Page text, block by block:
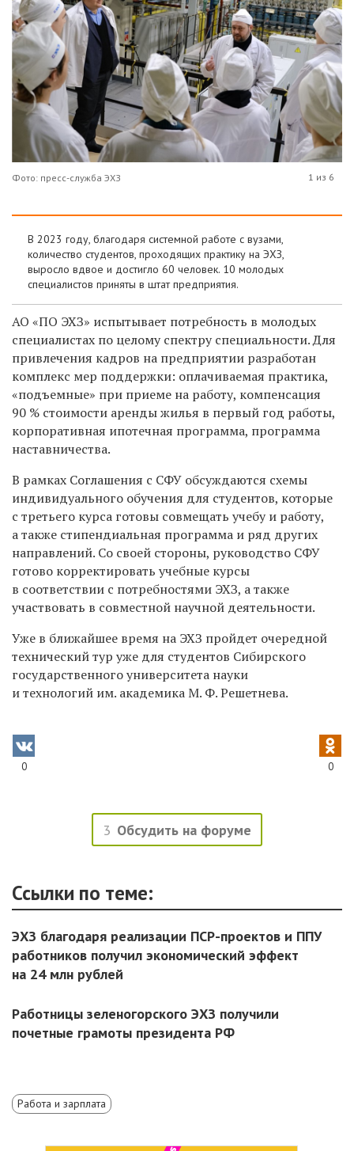
Фото: пресс-служба ЭХЗ 1 из 6
В 2023 году, благодаря системной работе с вузами,
количество студентов, проходящих практику на ЭХЗ,
выросло вдвое и достигло 60 человек. 10 молодых
специалистов приняты в штат предприятия.
АО «ПО ЭХЗ» испытывает потребность в молодых
специалистах по целому спектру специальности. Для
привлечения кадров на предприятии разработан
комплекс мер поддержки: оплачиваемая практика,
«подъемные» при приеме на работу, компенсация
90 % стоимости аренды жилья в первый год работы,
корпоративная ипотечная программа, программа
наставничества.
В рамках Соглашения с СФУ обсуждаются схемы
индивидуального обучения для студентов, которые
с третьего курса готовы совмещать учебу и работу,
а также стипендиальная программа и ряд других
направлений. Со своей стороны, руководство СФУ
готово корректировать учебные курсы
в соответствии с потребностями ЭХЗ, а также
участвовать в совместной научной деятельности.
Уже в ближайшее время на ЭХЗ пройдет очередной
технический тур уже для студентов Сибирского
государственного университета науки
и технологий им. академика М. Ф. Решетнева.
0 0
3 Обсудить на форуме
Ссылки по теме:
ЭХЗ благодаря реализации ПСР-проектов и ППУ
работников получил экономический эффект
на 24 млн рублей
Работницы зеленогорского ЭХЗ получили
почетные грамоты президента РФ
Работа и зарплата